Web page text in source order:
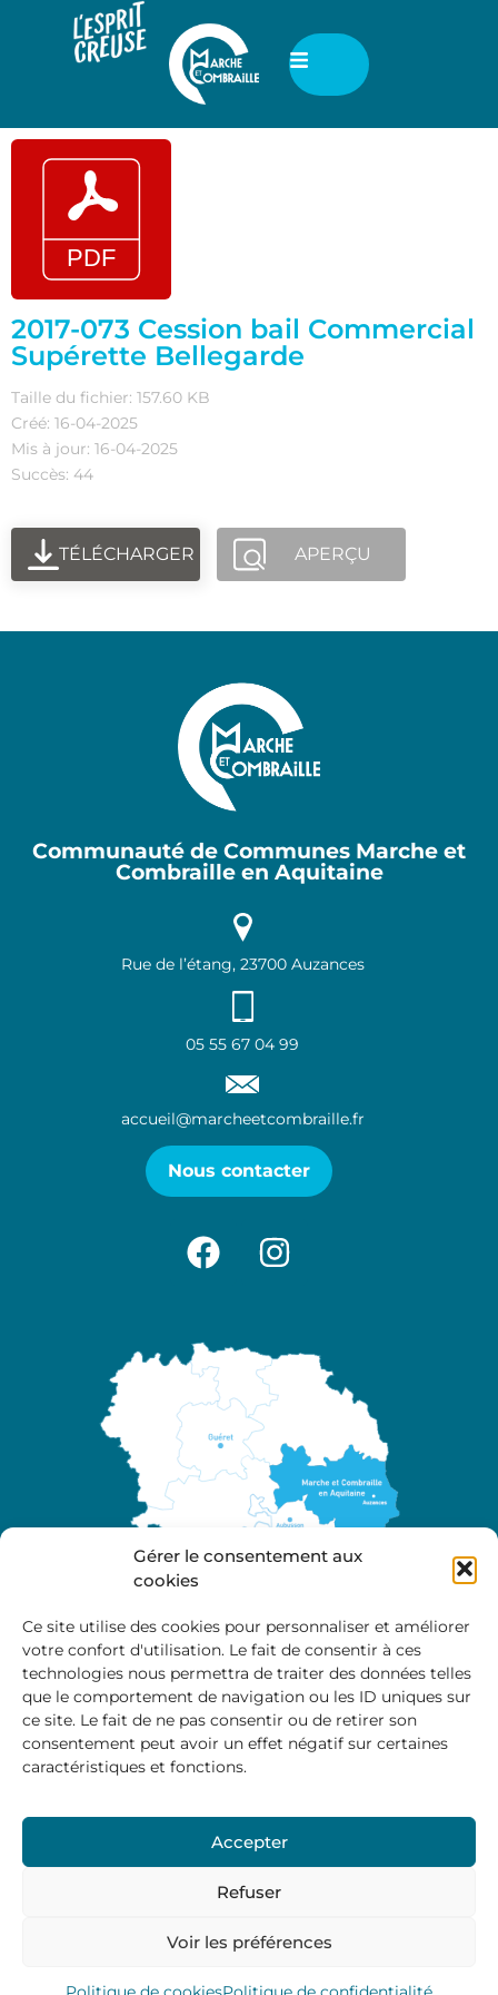
Gérer le consentement aux
cookies
Ce site utilise des cookies pour personnaliser et améliorer
votre confort d'utilisation. Le fait de consentir à ces
technologies nous permettra de traiter des données telles
que le comportement de navigation ou les ID uniques sur
ce site. Le fait de ne pas consentir ou de retirer son
consentement peut avoir un effet négatif sur certaines
caractéristiques et fonctions.
Accepter
Refuser
Voir les préférences
2017-073 Cession bail Commercial
Supérette Bellegarde
Taille du fichier: 157.60 KB
Créé: 16-04-2025
Mis à jour: 16-04-2025
Succès: 44
TÉLÉCHARGER APERÇU
Communauté de Communes Marche et
Combraille en Aquitaine
Rue de l’étang, 23700 Auzances
05 55 67 04 99
accueil@marcheetcombraille.fr
Nous contacter
A propos
Site officiel de la Communauté de Communes
Marche et Combraille en Aquitaine
Horaires d’ouverture :
9:00 – 12:00 / 14:00 – 17:00
Vendredi: 9:00 – 12:00
Mentions Légales–Politique des cookies
Marche et Combraille